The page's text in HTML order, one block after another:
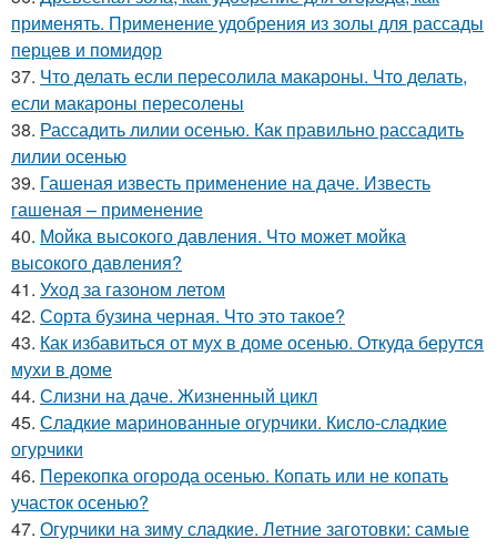
применять. Применение удобрения из золы для рассады
перцев и помидор
37. Что делать если пересолила макароны. Что делать,
если макароны пересолены
38. Рассадить лилии осенью. Как правильно рассадить
лилии осенью
39. Гашеная известь применение на даче. Известь
гашеная – применение
40. Мойка высокого давления. Что может мойка
высокого давления?
41. Уход за газоном летом
42. Сорта бузина черная. Что это такое?
43. Как избавиться от мух в доме осенью. Откуда берутся
мухи в доме
44. Слизни на даче. Жизненный цикл
45. Сладкие маринованные огурчики. Кисло-сладкие
огурчики
46. Перекопка огорода осенью. Копать или не копать
участок осенью?
47. Огурчики на зиму сладкие. Летние заготовки: самые